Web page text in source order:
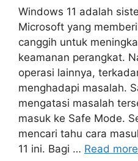
Windows 11 adalah
Microsoft yang
canggih untuk
keamanan perangkat.
operasi lainnya,
menghadapi masalah.
mengatasi masalah
masuk ke Safe Mode.
mencari tahu cara
11 ini. Bagi … Read more